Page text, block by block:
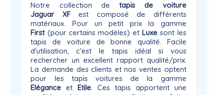
Notre collection detapis de voiture
Jaguar XFest composé de différents
matériaux. Pour un petit prix la gamme
First(pour certains modèles) et Luxesont les
tapis de voiture de bonne qualité. Facile
d'utilisation, c'est le tapis idéal si vous
rechercher un excellent rapport qualité/prix.
La demande des clients et nos ventes optent
pour les tapis voitures de la gamme
Elégance etEtile. Ces tapis apportent une